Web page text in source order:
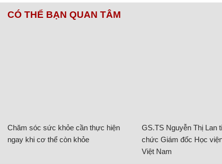
CÓ THỂ BẠN QUAN TÂM
Chăm sóc sức khỏe cần thực hiện
ngay khi cơ thể còn khỏe
GS.TS Nguyễn Thị Lan
chức Giám đốc Học
Việt Nam